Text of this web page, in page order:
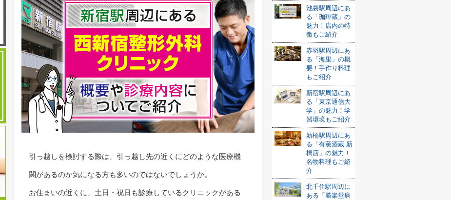
引っ越しを検討する際は、引っ越し先の近くにどのような医療機
関があるのか気になる方も多いのではないでしょうか。
お住まいの近くに、土日・祝日も診療しているクリニックがある
池袋駅周辺にあ
る「珈琲蔵」の
魅力！店内の特
徴もご紹介
赤羽駅周辺にあ
る「海里」の概
要！手作り料理
もご紹介
新宿駅周辺にあ
る「東京通信大
学」の魅力！学
習環境もご紹介
新橋駅周辺にあ
る「有薫酒蔵 新
橋店」の魅力！
名物料理もご紹
介
北千住駅周辺に
ある「勝楽堂病